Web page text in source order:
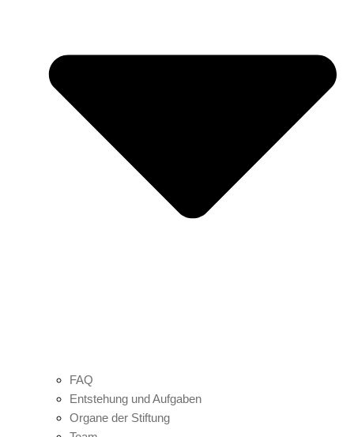
FAQ
Entstehung und Aufgaben
Organe der Stiftung